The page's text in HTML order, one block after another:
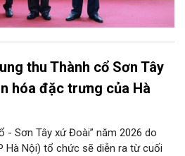
thu Thành cổ Sơn Tây
hóa đặc trưng của Hà
- Sơn Tây xứ Đoài” năm 2026 do
Hà Nội) tổ chức sẽ diễn ra từ cuối